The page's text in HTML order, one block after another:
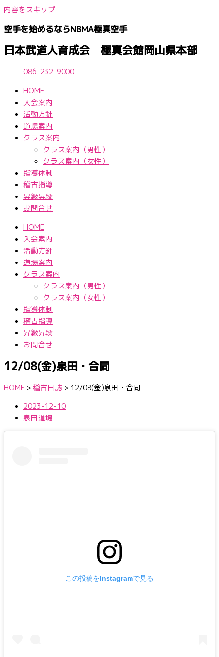
内容をスキップ
空手を始めるならNBМA極真空手
日本武道人育成会 極真会館岡山県本部
086-232-9000
HOME
入会案内
活動方針
道場案内
クラス案内
クラス案内（男性）
クラス案内（女性）
指導体制
稽古指導
昇級昇段
お問合せ
HOME
入会案内
活動方針
道場案内
クラス案内
クラス案内（男性）
クラス案内（女性）
指導体制
稽古指導
昇級昇段
お問合せ
12/08(金)泉田・合同
HOME >稽古日誌 > 12/08(金)泉田・合同
2023-12-10
泉田道場
この投稿をInstagramで見る